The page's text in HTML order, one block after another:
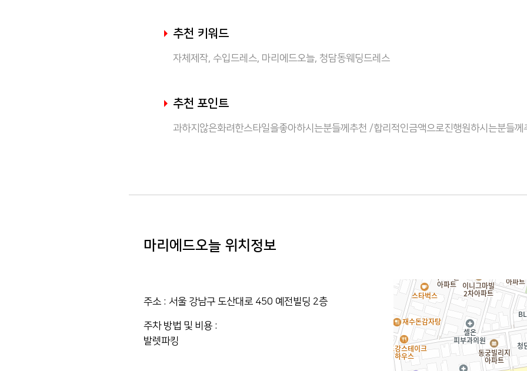
추천 키워드
자체제작, 수입드레스, 마리에드오늘, 청담동웨딩드레스
추천 포인트
과하지않은화려한스타일을좋아하시는분들께추천 /합리적인금액으로진행원하시는분들께
마리에드오늘 위치정보
주소 : 서울 강남구 도산대로 450 예전빌딩 2층
주차 방법 및 비용 :
발렛파킹